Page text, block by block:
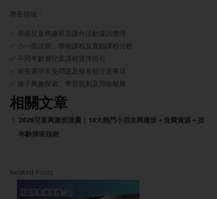
專長領域：
✅ 香港兒童興趣班及課外活動資訊整理
✅ 小一面試班、學術課程及運動課程分析
✅ 不同年齡層兒童課程選擇指引
✅ 家長選班常見問題及報名前注意事項
✅ 孩子興趣探索、學習規劃及潛能發展
相關文章
2026兒童興趣班推薦｜16大熱門小朋友興趣班＋免費資源＋按
年齡揀班指南
Related Posts